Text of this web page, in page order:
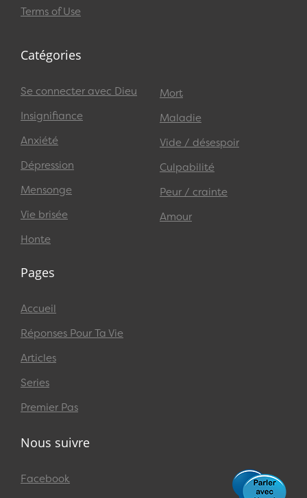
Terms of Use
Catégories
Se connecter avec Dieu
Insignifiance
Anxiété
Dépression
Mensonge
Vie brisée
Honte
Mort
Maladie
Vide / désespoir
Culpabilité
Peur / crainte
Amour
Pages
Accueil
Réponses Pour Ta Vie
Articles
Series
Premier Pas
Nous suivre
Facebook